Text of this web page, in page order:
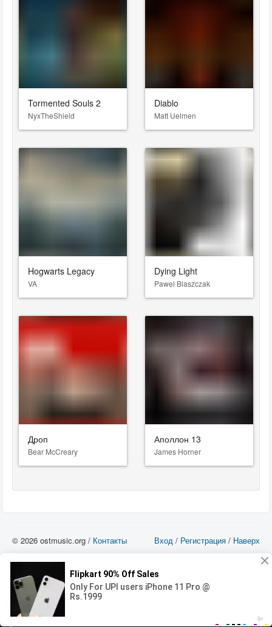
Error loading media: File could not be played 00:00
Tormented Souls 2
NyxTheShield
Diablo
Matt Uelmen
Hogwarts Legacy
VA
Dying Light
Pawel Blaszczak
Дроп
Bear McCreary
Аполлон 13
James Horner
Вход / Регистрация / Наверх
© 2026 ostmusic.org / Контакты
можете использовать такие материалы только в том в случае, если
использование производится с ознакомительными целями - для прочих целей
вы должны приобрести лицензионную запись.